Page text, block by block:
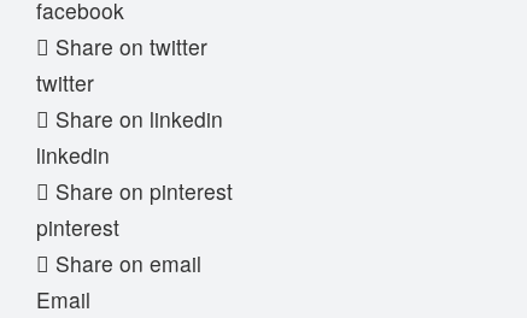
facebook
Share on twitter
twitter
Share on linkedin
linkedin
Share on pinterest
pinterest
Share on email
Email